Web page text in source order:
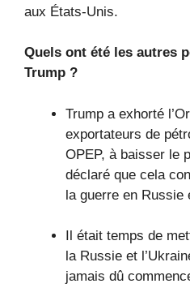
aux États-Unis.
Quels ont été les autres
Trump ?
Trump a exhorté
exportateurs de
OPEP, à baisser le
déclaré que cela
la guerre en Russie
Il était temps de
la Russie et
jamais dû